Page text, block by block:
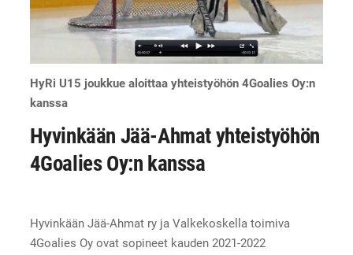
HyRi U15 joukkue aloittaa yhteistyöhön 4Goalies Oy:n
kanssa
Hyvinkään Jää-Ahmat yhteistyöhön
4Goalies Oy:n kanssa
Hyvinkään Jää-Ahmat ry ja Valkekoskella toimiva
4Goalies Oy ovat sopineet kauden 2021-2022